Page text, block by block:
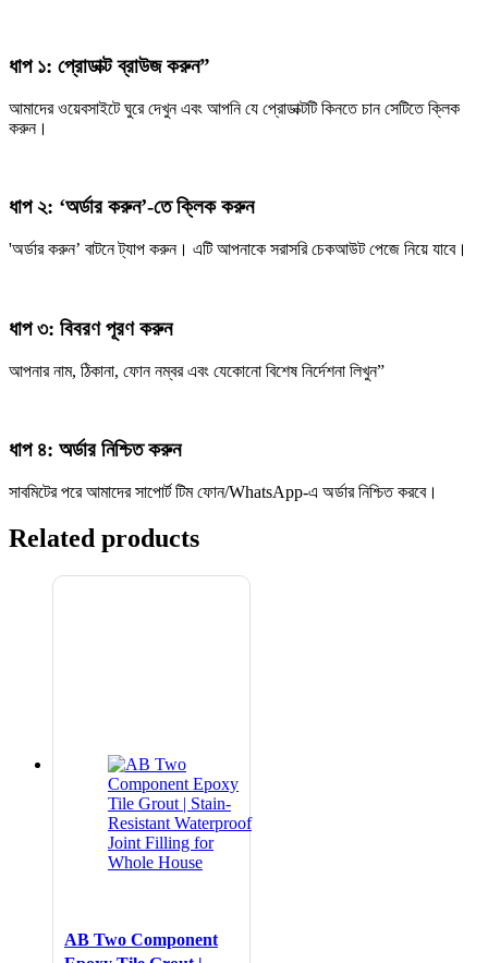
ধাপ ১: প্রোডাক্ট ব্রাউজ করুন”
আমাদের ওয়েবসাইটে ঘুরে দেখুন এবং আপনি যে প্রোডাক্টটি কিনতে চান সেটিতে ক্লিক
করুন।
ধাপ ২: ‘অর্ডার করুন’-তে ক্লিক করুন
'অর্ডার করুন’ বাটনে ট্যাপ করুন। এটি আপনাকে সরাসরি চেকআউট পেজে নিয়ে যাবে।
ধাপ ৩: বিবরণ পূরণ করুন
আপনার নাম, ঠিকানা, ফোন নম্বর এবং যেকোনো বিশেষ নির্দেশনা লিখুন”
ধাপ ৪: অর্ডার নিশ্চিত করুন
সাবমিটের পরে আমাদের সাপোর্ট টিম ফোন/WhatsApp-এ অর্ডার নিশ্চিত করবে।
Related products
AB Two Component